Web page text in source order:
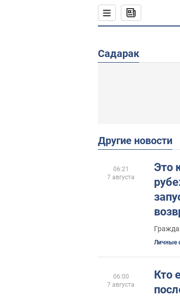
Садарак
Другие новости
Это
Личные
06:21
7 августа
Кто
06:00
7 августа